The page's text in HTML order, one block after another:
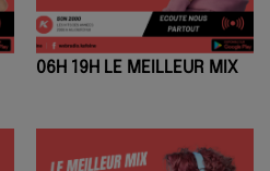
06H 19H LE MEILLEUR MIX